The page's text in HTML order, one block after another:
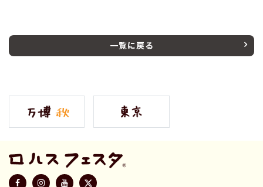
一覧に戻る